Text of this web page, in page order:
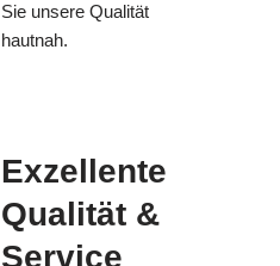
Sie unsere Qualität
hautnah.
Exzellente
Qualität &
Service